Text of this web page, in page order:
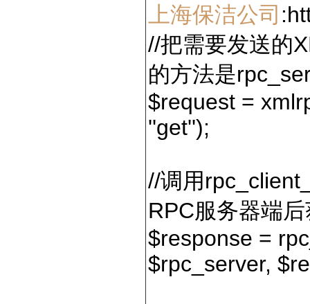
上海保洁公司
//把需要发送的
的方法是
$request =
''get'');
//调用
RPC服务器端
$response =
$rpc_server,